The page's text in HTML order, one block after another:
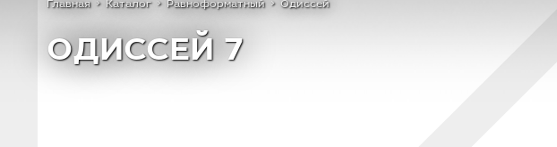
Главная Каталог Равноформатный Одиссей
ОДИССЕЙ 7